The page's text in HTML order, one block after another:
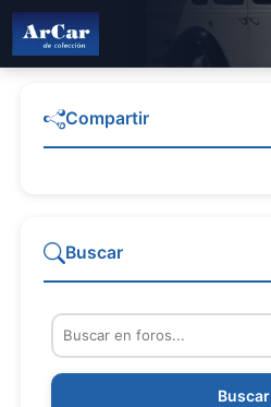
Compartir
Buscar
Buscar